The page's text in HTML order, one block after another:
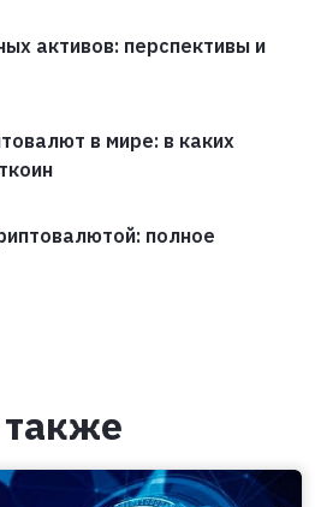
активов: перспективы и
в мире: в каких
полное